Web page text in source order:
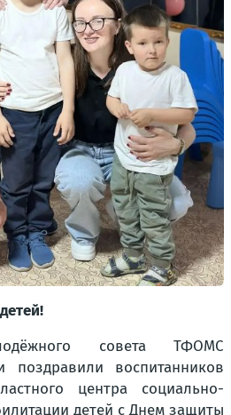
совета ТФОМС
поздравили воспитанников
центра социально-
детей с Днем защиты